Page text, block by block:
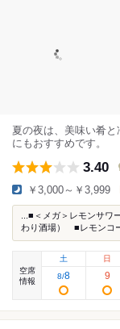
夏の夜は、美味い肴
にもおすすめです。
3.40
￥3,000～￥3,999
...■＜メガ＞レモンサ
わり酒場） ■レモンコ
空席
情報
土
8/8
日
9